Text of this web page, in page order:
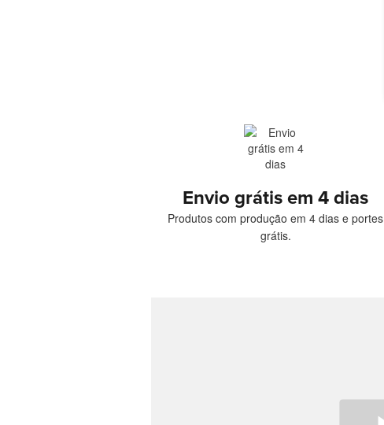
Envio grátis em 4 dias
Produtos com produção em 4 dias e portes
grátis.